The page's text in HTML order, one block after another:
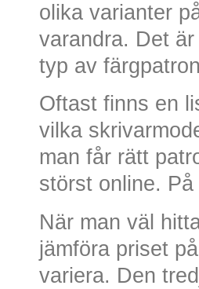
olika varianter
varandra. Det
typ av
Oftast finns en
vilka
man får rätt
störst online.
När man väl
jämföra priset
variera. Den